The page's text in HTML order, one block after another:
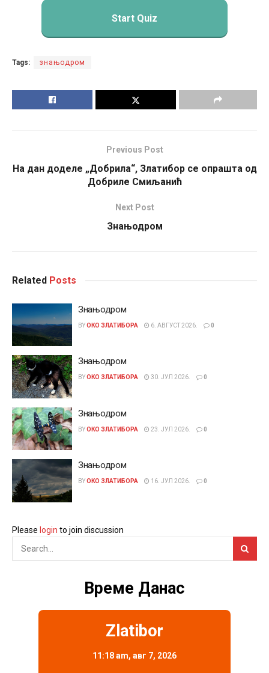
Start Quiz
Tags: знањодром
Previous Post
На дан доделе „Добрила“, Златибор се опрашта од
Добриле Смиљанић
Next Post
Знањодром
Related Posts
Знањодром
BYОКО ЗЛАТИБОРА 6. АВГУСТ 2026. 0
Знањодром
BYОКО ЗЛАТИБОРА 30. ЈУЛ 2026. 0
Знањодром
BYОКО ЗЛАТИБОРА 23. ЈУЛ 2026. 0
Знањодром
BYОКО ЗЛАТИБОРА 16. ЈУЛ 2026. 0
Please login to join discussion
Време Данас
Zlatibor
11:18 am, авг 7, 2026